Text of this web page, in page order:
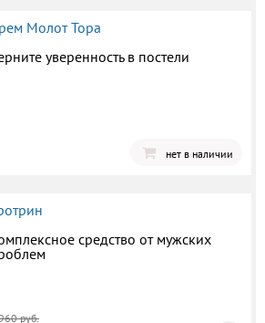
Молот Тора
уверенность в постели
нет в наличии
средство от мужских
руб.